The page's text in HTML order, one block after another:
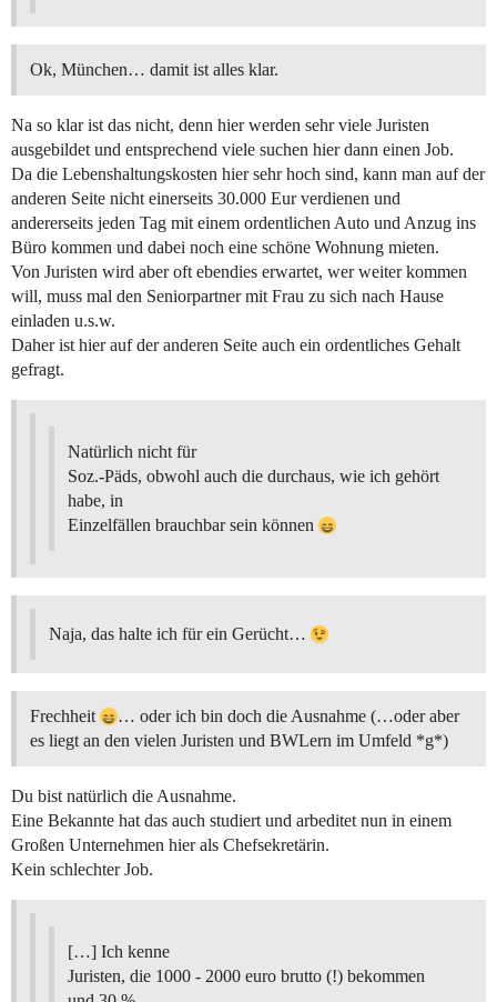
Ok, München… damit ist alles klar.
Na so klar ist das nicht, denn hier werden sehr viele Juristen
ausgebildet und entsprechend viele suchen hier dann einen Job.
Da die Lebenshaltungskosten hier sehr hoch sind, kann man auf der
anderen Seite nicht einerseits 30.000 Eur verdienen und
andererseits jeden Tag mit einem ordentlichen Auto und Anzug ins
Büro kommen und dabei noch eine schöne Wohnung mieten.
Von Juristen wird aber oft ebendies erwartet, wer weiter kommen
will, muss mal den Seniorpartner mit Frau zu sich nach Hause
einladen u.s.w.
Daher ist hier auf der anderen Seite auch ein ordentliches Gehalt
gefragt.
Natürlich nicht für
Soz.-Päds, obwohl auch die durchaus, wie ich gehört
habe, in
Einzelfällen brauchbar sein können
Naja, das halte ich für ein Gerücht…
Frechheit
… oder ich bin doch die Ausnahme (…oder aber
es liegt an den vielen Juristen und BWLern im Umfeld *g*)
Du bist natürlich die Ausnahme.
Eine Bekannte hat das auch studiert und arbeditet nun in einem
Großen Unternehmen hier als Chefsekretärin.
Kein schlechter Job.
[…] Ich kenne
Juristen, die 1000 - 2000 euro brutto (!) bekommen